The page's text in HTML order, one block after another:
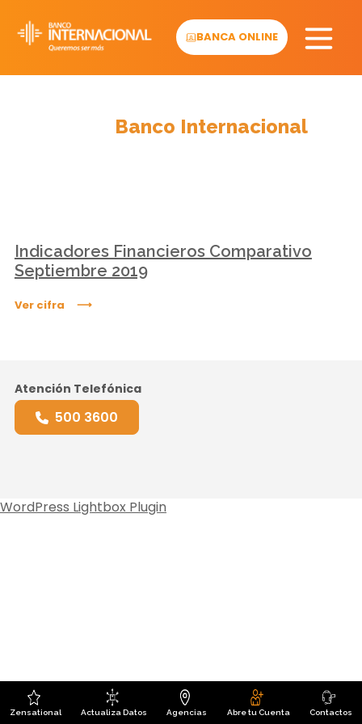
content
BANCA ONLINE
Banco Internacional
Indicadores Financieros Comparativo
Septiembre 2019
Ver cifra
Atención Telefónica
500 3600
Zensational Actualiza Datos Agencias Abre tu Cuenta Contactos
WordPress Lightbox Plugin